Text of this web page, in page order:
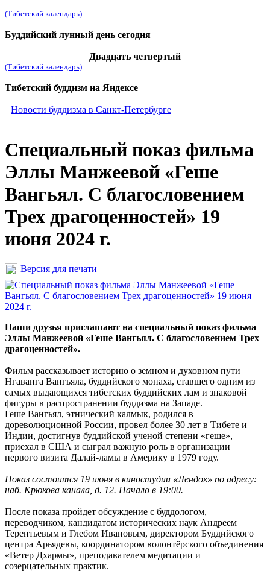
(Тибетский календарь)
Буддийский лунный день сегодня
Двадцать четвертый
(Тибетский календарь)
Тибетский буддизм на Яндексе
Новости буддизма в Санкт-Петербурге
Специальный показ фильма
Эллы Манжеевой «Геше
Вангьял. С благословением
Трех драгоценностей» 19
июня 2024 г.
Версия для печати
Наши друзья приглашают на специальный показ фильма
Эллы Манжеевой «Геше Вангьял. С благословением Трех
драгоценностей».
Фильм рассказывает историю о земном и духовном пути
Нгаванга Вангьяла, буддийского монаха, ставшего одним из
самых выдающихся тибетских буддийских лам и знаковой
фигуры в распространении буддизма на Западе.
Геше Вангьял, этнический калмык, родился в
дореволюционной России, провел более 30 лет в Тибете и
Индии, достигнув буддийской ученой степени «геше»,
приехал в США и сыграл важную роль в организации
первого визита Далай-ламы в Америку в 1979 году.
Показ состоится 19 июня в киностудии «Лендок» по адресу:
наб. Крюкова канала, д. 12. Начало в 19:00.
После показа пройдет обсуждение с буддологом,
переводчиком, кандидатом исторических наук Андреем
Терентьевым и Глебом Ивановым, директором Буддийского
центра Арьядевы, координатором волонтёрского объединения
«Ветер Дхармы», преподавателем медитации и
созерцательных практик.